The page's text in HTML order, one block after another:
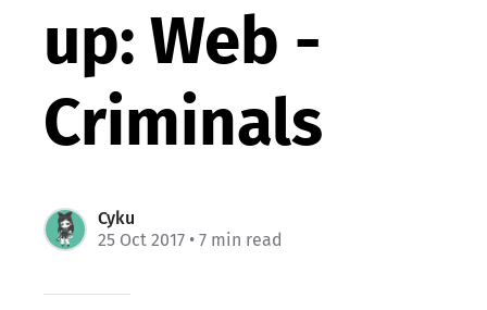
up: Web -
Criminals
Cyku
25 Oct 2017 • 7 min read